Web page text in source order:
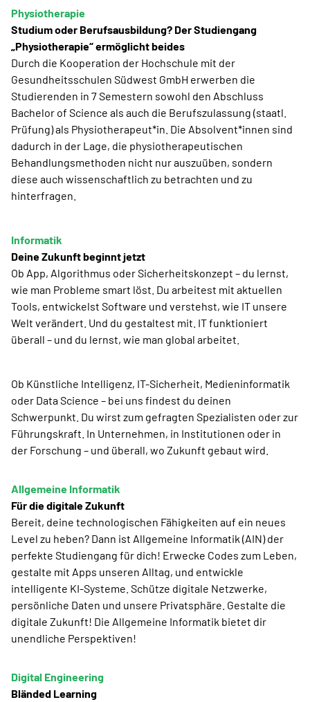
Physiotherapie
Studium oder Berufsausbildung? Der Studiengang
„Physiotherapie“ ermöglicht beides
Durch die Kooperation der Hochschule mit der
Gesundheitsschulen Südwest GmbH erwerben die
Studierenden in 7 Semestern sowohl den Abschluss
Bachelor of Science als auch die Berufszulassung (staatl.
Prüfung) als Physiotherapeut*in. Die Absolvent*innen sind
dadurch in der Lage, die physiotherapeutischen
Behandlungsmethoden nicht nur auszuüben, sondern
diese auch wissenschaftlich zu betrachten und zu
hinterfragen.
Informatik
Deine Zukunft beginnt jetzt
Ob App, Algorithmus oder Sicherheitskonzept – du lernst,
wie man Probleme smart löst. Du arbeitest mit aktuellen
Tools, entwickelst Software und verstehst, wie IT unsere
Welt verändert. Und du gestaltest mit. IT funktioniert
überall – und du lernst, wie man global arbeitet.
Ob Künstliche Intelligenz, IT-Sicherheit, Medieninformatik
oder Data Science – bei uns findest du deinen
Schwerpunkt. Du wirst zum gefragten Spezialisten oder zur
Führungskraft. In Unternehmen, in Institutionen oder in
der Forschung – und überall, wo Zukunft gebaut wird.
Allgemeine Informatik
Für die digitale Zukunft
Bereit, deine technologischen Fähigkeiten auf ein neues
Level zu heben? Dann ist Allgemeine Informatik (AIN) der
perfekte Studiengang für dich! Erwecke Codes zum Leben,
gestalte mit Apps unseren Alltag, und entwickle
intelligente KI-Systeme. Schütze digitale Netzwerke,
persönliche Daten und unsere Privatsphäre. Gestalte die
digitale Zukunft! Die Allgemeine Informatik bietet dir
unendliche Perspektiven!
Digital Engineering
Bländed Learning